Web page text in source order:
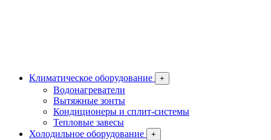
Климатическое оборудование +
Водонагреватели
Вытяжные зонты
Кондиционеры и сплит-системы
Тепловые завесы
Холодильное оборудование
+